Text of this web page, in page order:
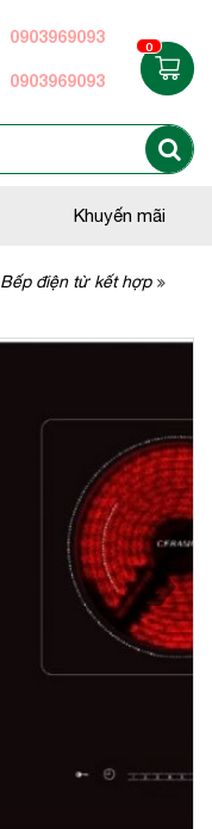
0903969093
0903969093
0
Khuyến mãi
Bếp điện từ kết hợp